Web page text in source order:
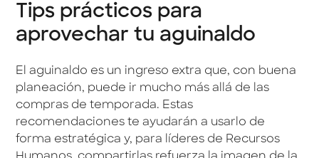
Tips prácticos para
aprovechar tu aguinaldo
El aguinaldo es un ingreso extra que, con buena
planeación, puede ir mucho más allá de las
compras de temporada. Estas
recomendaciones te ayudarán a usarlo de
forma estratégica y, para líderes de Recursos